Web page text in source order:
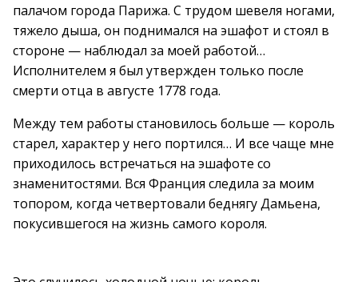
палачом города Парижа. С трудом шевеля ногами,
тяжело дыша, он поднимался на эшафот и стоял в
стороне — наблюдал за моей работой…
Исполнителем я был утвержден только после
смерти отца в августе 1778 года.
Между тем работы становилось больше — король
старел, характер у него портился… И все чаще мне
приходилось встречаться на эшафоте со
знаменитостями. Вся Франция следила за моим
топором, когда четвертовали беднягу Дамьена,
покусившегося на жизнь самого короля.